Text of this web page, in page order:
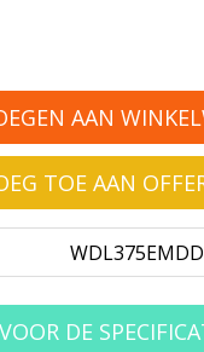
AAN
TOE AAN
DE